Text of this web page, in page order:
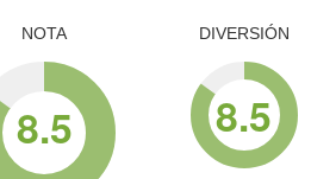
NOTA
8.5
DIVERSIÓN
8.5